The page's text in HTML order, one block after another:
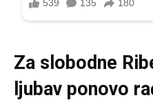
Za slobodne
ljubav ponovo